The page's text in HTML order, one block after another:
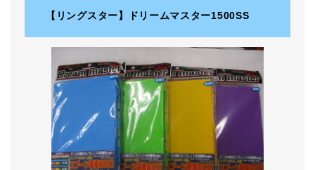
【リングスター】ドリームマスター1500SS